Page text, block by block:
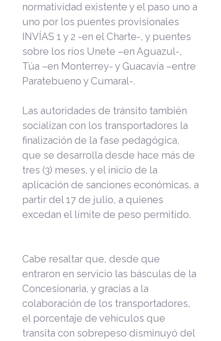
normatividad existente y el paso uno a
uno por los puentes provisionales
INVÍAS 1 y 2 -en el Charte-, y puentes
sobre los ríos Unete –en Aguazul-,
Túa –en Monterrey- y Guacavía –entre
Paratebueno y Cumaral-.
Las autoridades de tránsito también
socializan con los transportadores la
finalización de la fase pedagógica,
que se desarrolla desde hace más de
tres (3) meses, y el inicio de la
aplicación de sanciones económicas, a
partir del 17 de julio, a quienes
excedan el límite de peso permitido.
Cabe resaltar que, desde que
entraron en servicio las básculas de la
Concesionaria, y gracias a la
colaboración de los transportadores,
el porcentaje de vehículos que
transita con sobrepeso disminuyó del